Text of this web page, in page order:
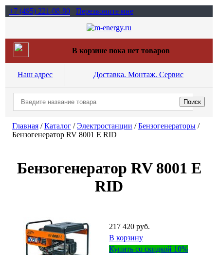
+7 (495) 221-08-80 Перезвоните мне
В корзине пока нет товаров
Наш адрес Доставка. Монтаж. Сервис
Главная /Каталог /Электростанции /Бензогенераторы /
Бензогенератор RV 8001 E RID
Бензогенератор RV 8001 E
RID
217 420 руб.
В корзину
Купить со скидкой 10%